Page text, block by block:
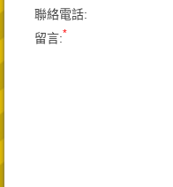
聯絡電話:
留言:*